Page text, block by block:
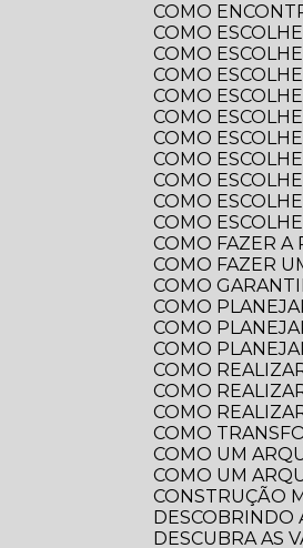
COMO
COMO
COMO
COMO
COMO
COMO
COMO
COMO
COMO
COMO
COMO
COMO FAZER
COMO FAZER
COMO
COMO
COMO
COMO
COMO
COMO
COMO
COMO
COMO UM
COMO UM
CONSTRUÇÃO
DESCUBRA